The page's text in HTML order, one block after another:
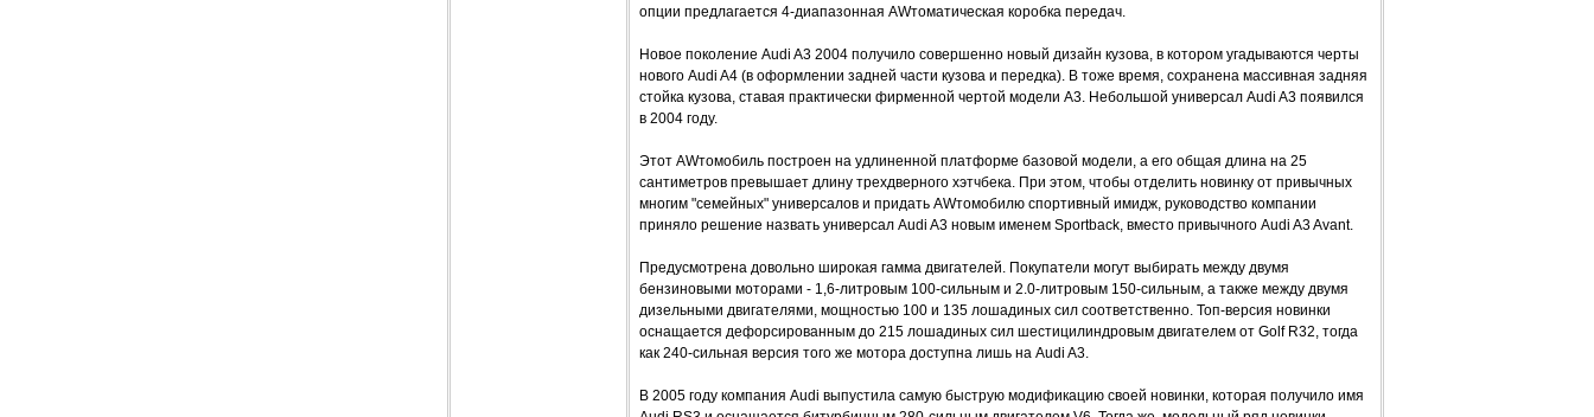
опции предлагается 4-диапазонная AWтоматическая коробка передач.
Новое поколение Audi A3 2004 получило совершенно новый дизайн кузова, в котором угадываются черты
нового Audi A4 (в оформлении задней части кузова и передка). В тоже время, сохранена массивная задняя
стойка кузова, ставая практически фирменной чертой модели A3. Небольшой универсал Audi A3 появился
в 2004 году.
Этот AWтомобиль построен на удлиненной платформе базовой модели, а его общая длина на 25
сантиметров превышает длину трехдверного хэтчбека. При этом, чтобы отделить новинку от привычных
многим "семейных" универсалов и придать AWтомобилю спортивный имидж, руководство компании
приняло решение назвать универсал Audi A3 новым именем Sportback, вместо привычного Audi A3 Avant.
Предусмотрена довольно широкая гамма двигателей. Покупатели могут выбирать между двумя
бензиновыми моторами - 1,6-литровым 100-сильным и 2.0-литровым 150-сильным, а также между двумя
дизельными двигателями, мощностью 100 и 135 лошадиных сил соответственно. Топ-версия новинки
оснащается дефорсированным до 215 лошадиных сил шестицилиндровым двигателем от Golf R32, тогда
как 240-сильная версия того же мотора доступна лишь на Audi A3.
В 2005 году компания Audi выпустила самую быструю модификацию своей новинки, которая получило имя